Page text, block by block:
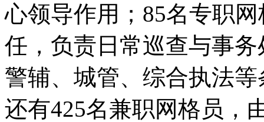
心领导作用；85名专职
任，负责日常巡查与事
警辅、城管、综合执法
还有425名兼职网格员，